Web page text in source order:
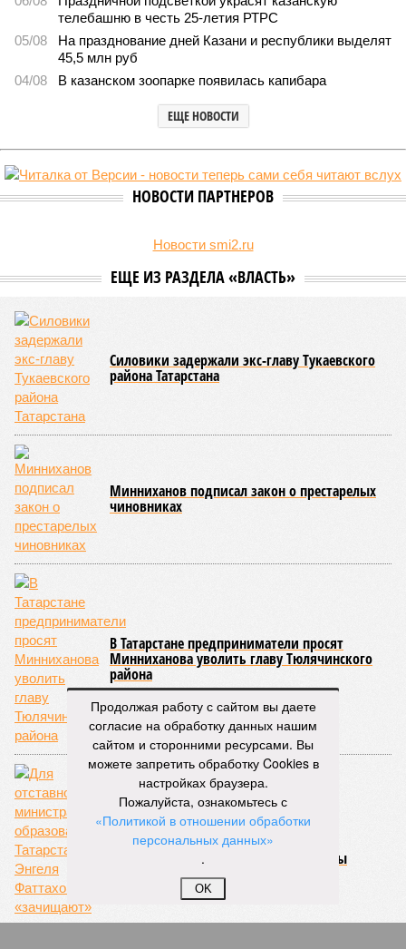
телебашню в честь 25-летия РТРС
05/08
На празднование дней Казани и республики выделят
45,5 млн руб
04/08
В казанском зоопарке появилась капибара
ЕЩЕ НОВОСТИ
НОВОСТИ ПАРТНЕРОВ
Новости smi2.ru
ЕЩЕ ИЗ РАЗДЕЛА «ВЛАСТЬ»
Силовики задержали экс-главу Тукаевского
района Татарстана
Минниханов подписал закон о престарелых
чиновниках
В Татарстане предприниматели просят
Минниханова уволить главу Тюлячинского
района
Портфель министра — на кресло главы
Продолжая работу с сайтом вы даете
согласие на обработку данных нашим
сайтом и сторонними ресурсами. Вы
можете запретить обработку Cookies в
настройках браузера.
Пожалуйста, ознакомьтесь с
«Политикой в отношении обработки
персональных данных»
.
OK